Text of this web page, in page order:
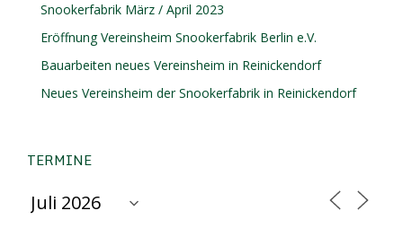
Snookerfabrik März / April 2023
Eröffnung Vereinsheim Snookerfabrik Berlin e.V.
Bauarbeiten neues Vereinsheim in Reinickendorf
Neues Vereinsheim der Snookerfabrik in Reinickendorf
TERMINE